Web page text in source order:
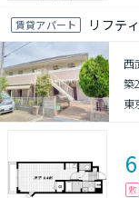
賃貸アパート リフテ
西
築
東
敷